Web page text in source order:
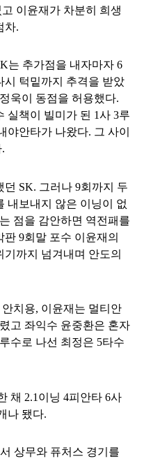
이윤재가 차분히 희생
차.
는 추가점을 내자마자 6
시 턱밑까지 추격을 받았
욱이 동점을 허용했다.
실책이 빌미가 된 1사 3루
야안타가 나왔다. 그 사이
SK. 그러나 9회까지 두
내보내지 않은 이닝이 없
점을 감안하면 역전패를
9회말 포수 이윤재의
까지 넘겨내며 안도의
치용, 이윤재는 멀티안
고 좌익수 윤중환은 혼자
수로 나선 최정은 5타수
채 2.1이닝 4피안타 6사
나 됐다.
상무와 퓨처스 경기를